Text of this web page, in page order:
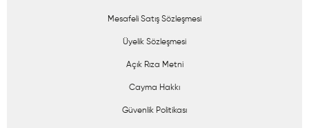
Mesafeli Satış Sözleşmesi
Üyelik Sözleşmesi
Açık Rıza Metni
Cayma Hakkı
Güvenlik Politikası